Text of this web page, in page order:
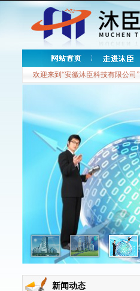
欢迎来到“安徽沐臣科技有限公司”
新闻动态